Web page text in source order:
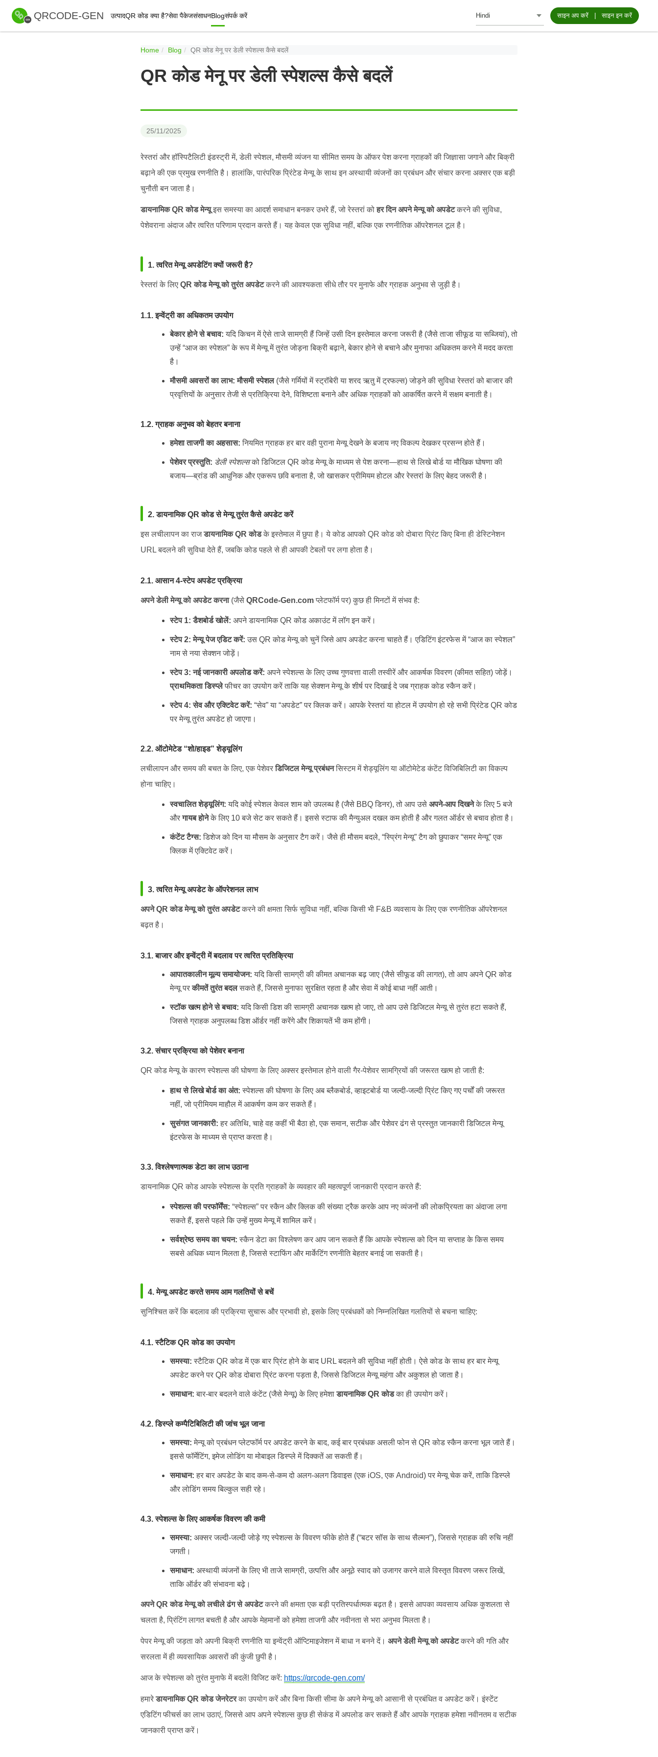
QRCODE-GEN उत्पादQR कोड क्या है?सेवा पैकेजसंसाधनBlogसंपर्क करें साइन अप करें |साइन इन करें
Home Blog QR कोड मेनू पर डेली स्पेशल्स कैसे बदलें
QR कोड मेनू पर डेली स्पेशल्स कैसे बदलें
25/11/2025
रेस्तरां और हॉस्पिटैलिटी इंडस्ट्री में, डेली स्पेशल, मौसमी व्यंजन या सीमित समय के ऑफर पेश करना ग्राहकों की जिज्ञासा जगाने और बिक्री
बढ़ाने की एक प्रमुख रणनीति है। हालांकि, पारंपरिक प्रिंटेड मेन्यू के साथ इन अस्थायी व्यंजनों का प्रबंधन और संचार करना अक्सर एक बड़ी
चुनौती बन जाता है।
डायनामिक QR कोड मेन्यूइस समस्या का आदर्श समाधान बनकर उभरे हैं, जो रेस्तरां कोहर दिन अपने मेन्यू को अपडेटकरने की सुविधा,
पेशेवराना अंदाज और त्वरित परिणाम प्रदान करते हैं। यह केवल एक सुविधा नहीं, बल्कि एक रणनीतिक ऑपरेशनल टूल है।
1. त्वरित मेन्यू अपडेटिंग क्यों जरूरी है?
रेस्तरां के लिए QR कोड मेन्यू को तुरंत अपडेटकरने की आवश्यकता सीधे तौर पर मुनाफे और ग्राहक अनुभव से जुड़ी है।
1.1. इन्वेंट्री का अधिकतम उपयोग
बेकार होने से बचाव: यदि किचन में ऐसे ताजे सामग्री हैं जिन्हें उसी दिन इस्तेमाल करना जरूरी है (जैसे ताजा सीफूड या सब्जियां), तो
उन्हें “आज का स्पेशल” के रूप में मेन्यू में तुरंत जोड़ना बिक्री बढ़ाने, बेकार होने से बचाने और मुनाफा अधिकतम करने में मदद करता
है।
मौसमी अवसरों का लाभ: मौसमी स्पेशल(जैसे गर्मियों में स्ट्रॉबेरी या शरद ऋतु में ट्रफल्स) जोड़ने की सुविधा रेस्तरां को बाजार की
प्रवृत्तियों के अनुसार तेजी से प्रतिक्रिया देने, विशिष्टता बनाने और अधिक ग्राहकों को आकर्षित करने में सक्षम बनाती है।
1.2. ग्राहक अनुभव को बेहतर बनाना
हमेशा ताजगी का अहसास: नियमित ग्राहक हर बार वही पुराना मेन्यू देखने के बजाय नए विकल्प देखकर प्रसन्न होते हैं।
पेशेवर प्रस्तुति: डेली स्पेशल्सको डिजिटल QR कोड मेन्यू के माध्यम से पेश करना—हाथ से लिखे बोर्ड या मौखिक घोषणा की
बजाय—ब्रांड की आधुनिक और एकरूप छवि बनाता है, जो खासकर प्रीमियम होटल और रेस्तरां के लिए बेहद जरूरी है।
2. डायनामिक QR कोड से मेन्यू तुरंत कैसे अपडेट करें
इस लचीलापन का राजडायनामिक QR कोडके इस्तेमाल में छुपा है। ये कोड आपको QR कोड को दोबारा प्रिंट किए बिना ही डेस्टिनेशन
URL बदलने की सुविधा देते हैं, जबकि कोड पहले से ही आपकी टेबलों पर लगा होता है।
2.1. आसान 4-स्टेप अपडेट प्रक्रिया
अपने डेली मेन्यू को अपडेट करना(जैसे QRCode-Gen.com प्लेटफॉर्म पर) कुछ ही मिनटों में संभव है:
स्टेप 1: डैशबोर्ड खोलें: अपने डायनामिक QR कोड अकाउंट में लॉग इन करें।
स्टेप 2: मेन्यू पेज एडिट करें: उस QR कोड मेन्यू को चुनें जिसे आप अपडेट करना चाहते हैं। एडिटिंग इंटरफेस में “आज का स्पेशल”
नाम से नया सेक्शन जोड़ें।
स्टेप 3: नई जानकारी अपलोड करें: अपने स्पेशल्स के लिए उच्च गुणवत्ता वाली तस्वीरें और आकर्षक विवरण (कीमत सहित) जोड़ें।
प्राथमिकता डिस्प्लेफीचर का उपयोग करें ताकि यह सेक्शन मेन्यू के शीर्ष पर दिखाई दे जब ग्राहक कोड स्कैन करें।
स्टेप 4: सेव और एक्टिवेट करें: “सेव” या “अपडेट” पर क्लिक करें। आपके रेस्तरां या होटल में उपयोग हो रहे सभी प्रिंटेड QR कोड
पर मेन्यू तुरंत अपडेट हो जाएगा।
2.2. ऑटोमेटेड “शो/हाइड” शेड्यूलिंग
लचीलापन और समय की बचत के लिए, एक पेशेवरडिजिटल मेन्यू प्रबंधनसिस्टम में शेड्यूलिंग या ऑटोमेटेड कंटेंट विजिबिलिटी का विकल्प
होना चाहिए।
स्वचालित शेड्यूलिंग: यदि कोई स्पेशल केवल शाम को उपलब्ध है (जैसे BBQ डिनर), तो आप उसे अपने-आप दिखनेके लिए 5 बजे
औरगायब होनेके लिए 10 बजे सेट कर सकते हैं। इससे स्टाफ की मैन्युअल दखल कम होती है और गलत ऑर्डर से बचाव होता है।
कंटेंट टैग्स: डिशेज को दिन या मौसम के अनुसार टैग करें। जैसे ही मौसम बदले, “स्प्रिंग मेन्यू” टैग को छुपाकर “समर मेन्यू” एक
क्लिक में एक्टिवेट करें।
3. त्वरित मेन्यू अपडेट के ऑपरेशनल लाभ
अपने QR कोड मेन्यू को तुरंत अपडेटकरने की क्षमता सिर्फ सुविधा नहीं, बल्कि किसी भी F&B व्यवसाय के लिए एक रणनीतिक ऑपरेशनल
बढ़त है।
3.1. बाजार और इन्वेंट्री में बदलाव पर त्वरित प्रतिक्रिया
आपातकालीन मूल्य समायोजन: यदि किसी सामग्री की कीमत अचानक बढ़ जाए (जैसे सीफूड की लागत), तो आप अपने QR कोड
मेन्यू परकीमतें तुरंत बदलसकते हैं, जिससे मुनाफा सुरक्षित रहता है और सेवा में कोई बाधा नहीं आती।
स्टॉक खत्म होने से बचाव: यदि किसी डिश की सामग्री अचानक खत्म हो जाए, तो आप उसे डिजिटल मेन्यू से तुरंत हटा सकते हैं,
जिससे ग्राहक अनुपलब्ध डिश ऑर्डर नहीं करेंगे और शिकायतें भी कम होंगी।
3.2. संचार प्रक्रिया को पेशेवर बनाना
QR कोड मेन्यू के कारण स्पेशल्स की घोषणा के लिए अक्सर इस्तेमाल होने वाली गैर-पेशेवर सामग्रियों की जरूरत खत्म हो जाती है:
हाथ से लिखे बोर्ड का अंत: स्पेशल्स की घोषणा के लिए अब ब्लैकबोर्ड, व्हाइटबोर्ड या जल्दी-जल्दी प्रिंट किए गए पर्चों की जरूरत
नहीं, जो प्रीमियम माहौल में आकर्षण कम कर सकते हैं।
सुसंगत जानकारी: हर अतिथि, चाहे वह कहीं भी बैठा हो, एक समान, सटीक और पेशेवर ढंग से प्रस्तुत जानकारी डिजिटल मेन्यू
इंटरफेस के माध्यम से प्राप्त करता है।
3.3. विश्लेषणात्मक डेटा का लाभ उठाना
डायनामिक QR कोड आपके स्पेशल्स के प्रति ग्राहकों के व्यवहार की महत्वपूर्ण जानकारी प्रदान करते हैं:
स्पेशल्स की परफॉर्मेंस: “स्पेशल्स” पर स्कैन और क्लिक की संख्या ट्रैक करके आप नए व्यंजनों की लोकप्रियता का अंदाजा लगा
सकते हैं, इससे पहले कि उन्हें मुख्य मेन्यू में शामिल करें।
सर्वश्रेष्ठ समय का चयन: स्कैन डेटा का विश्लेषण कर आप जान सकते हैं कि आपके स्पेशल्स को दिन या सप्ताह के किस समय
सबसे अधिक ध्यान मिलता है, जिससे स्टाफिंग और मार्केटिंग रणनीति बेहतर बनाई जा सकती है।
4. मेन्यू अपडेट करते समय आम गलतियों से बचें
सुनिश्चित करें कि बदलाव की प्रक्रिया सुचारू और प्रभावी हो, इसके लिए प्रबंधकों को निम्नलिखित गलतियों से बचना चाहिए:
4.1. स्टैटिक QR कोड का उपयोग
समस्या: स्टैटिक QR कोड में एक बार प्रिंट होने के बाद URL बदलने की सुविधा नहीं होती। ऐसे कोड के साथ हर बार मेन्यू
अपडेट करने पर QR कोड दोबारा प्रिंट करना पड़ता है, जिससे डिजिटल मेन्यू महंगा और अकुशल हो जाता है।
समाधान: बार-बार बदलने वाले कंटेंट (जैसे मेन्यू) के लिए हमेशाडायनामिक QR कोडका ही उपयोग करें।
4.2. डिस्प्ले कम्पैटिबिलिटी की जांच भूल जाना
समस्या: मेन्यू को प्रबंधन प्लेटफॉर्म पर अपडेट करने के बाद, कई बार प्रबंधक असली फोन से QR कोड स्कैन करना भूल जाते हैं।
इससे फॉर्मेटिंग, इमेज लोडिंग या मोबाइल डिस्प्ले में दिक्कतें आ सकती हैं।
समाधान: हर बार अपडेट के बाद कम-से-कम दो अलग-अलग डिवाइस (एक iOS, एक Android) पर मेन्यू चेक करें, ताकि डिस्प्ले
और लोडिंग समय बिल्कुल सही रहे।
4.3. स्पेशल्स के लिए आकर्षक विवरण की कमी
समस्या: अक्सर जल्दी-जल्दी जोड़े गए स्पेशल्स के विवरण फीके होते हैं (“बटर सॉस के साथ सैल्मन”), जिससे ग्राहक की रुचि नहीं
जगती।
समाधान: अस्थायी व्यंजनों के लिए भी ताजे सामग्री, उत्पत्ति और अनूठे स्वाद को उजागर करने वाले विस्तृत विवरण जरूर लिखें,
ताकि ऑर्डर की संभावना बढ़े।
अपने QR कोड मेन्यू को लचीले ढंग से अपडेटकरने की क्षमता एक बड़ी प्रतिस्पर्धात्मक बढ़त है। इससे आपका व्यवसाय अधिक कुशलता से
चलता है, प्रिंटिंग लागत बचती है और आपके मेहमानों को हमेशा ताजगी और नवीनता से भरा अनुभव मिलता है।
पेपर मेन्यू की जड़ता को अपनी बिक्री रणनीति या इन्वेंट्री ऑप्टिमाइजेशन में बाधा न बनने दें। अपने डेली मेन्यू को अपडेटकरने की गति और
सरलता में ही व्यवसायिक अवसरों की कुंजी छुपी है।
आज के स्पेशल्स को तुरंत मुनाफे में बदलें! विजिट करें: https://qrcode-gen.com/
हमारेडायनामिक QR कोड जेनरेटरका उपयोग करें और बिना किसी सीमा के अपने मेन्यू को आसानी से प्रबंधित व अपडेट करें। इंस्टेंट
एडिटिंग फीचर्स का लाभ उठाएं, जिससे आप अपने स्पेशल्स कुछ ही सेकंड में अपलोड कर सकते हैं और आपके ग्राहक हमेशा नवीनतम व सटीक
जानकारी प्राप्त करें।